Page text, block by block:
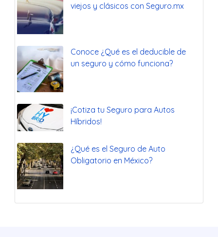
viejos y clásicos con Seguro.mx
Conoce ¿Qué es el deducible de
un seguro y cómo funciona?
¡Cotiza tu Seguro para Autos
Híbridos!
¿Qué es el Seguro de Auto
Obligatorio en México?